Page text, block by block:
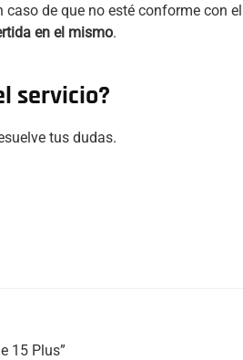
de que no esté conforme con
en el mismo.
servicio?
tus dudas.
15 Plus”